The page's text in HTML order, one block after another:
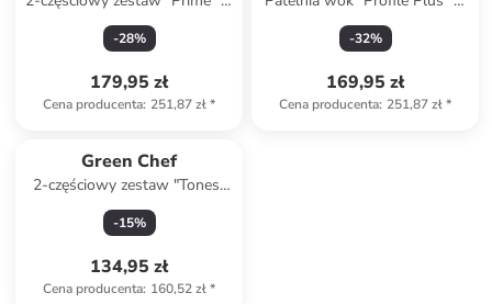
kolorze czarnym - Ø 24 cm
-28%
179,95 zł
Cena producenta: 251,87 zł*
kolorze srebrnym - Ø 28 cm
-32%
169,95 zł
Cena producenta: 251,87 zł*
Green Chef
2-częściowy zestaw "Tones"
w kolorze błękitnym - Ø 24
cm
-15%
134,95 zł
Cena producenta: 160,52 zł*